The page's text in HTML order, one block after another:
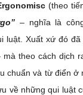
(theo
– nghĩa là
luật. Xuất xứ đó
mà theo cách dịch
chuẩn và từ điển ở
về những qui luật